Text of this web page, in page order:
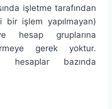
işletme tarafından
bir işlem yapılmayan)
hesap gruplarına
gerek yoktur.
hesaplar bazında